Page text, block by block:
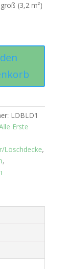
(3,2 m²)
LDBLD1
Erste
Löschdecke,
,